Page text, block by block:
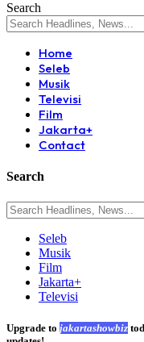
Search
Home
Seleb
Musik
Televisi
Film
Jakarta+
Contact
Search
Seleb
Musik
Film
Jakarta+
Televisi
Upgrade to jakartashowbiz